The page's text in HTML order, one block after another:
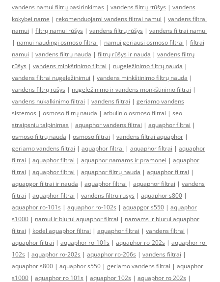
vandens namui filtrų pasirinkimas | vandens filtrų rtūšys | vandens
kokybei name | rekomenduojami vandens filtrai namui | vandens filtrai
namui | filtrų namui rūšys | vandens filtrų rūšys | vandens filtrai namui
| namui naudingi osmoso filtrai | namui geriausi osmoso filtrai | filtrai
namui | vandens filtrų nauda | filtrų rūšys ir nauda | vandens filtrų
rūšys | vandens minkštinimo filtrai | nugeležinimo filtrų nauda |
vandens filtrai nugeležinimui | vandens minkštinimo filtrų nauda |
vandens filtrų rūšys | nugeležinimo ir vandens monkštinimo filtrai |
vandens nukalkinimo filtrai | vandens filtrai | geriamo vandens
sistemos | osmoso filtrų nauda | atbulinio osmoso filtrai | seo
straipsniu talpinimas | aquaphor vandens filtrai | aquaphor filtrai |
osmoso filtrų nauda | osmoso filtrai | vandens filtrai aquaphor |
geriamo vandens filtrai | aquaphor filtrai | aquaphor filtrai | aquaphor
filtrai | aquaphor filtrai | aquaphor namams ir pramonei | aquaphor
filtrai | aquaphor filtrai | aquaphor filtrų nauda | aquaphor filtrai |
aquapgor filtrai ir nauda | aquaphor filtrai | aquaphor filtrai | vandens
filtrai | aquaphor filtrai | vandens filtru rusys | aquaphor s800 |
aquaphor ro-101s | aquaphor ro-102s | aquapgor s550 | aquaphor
s1000 | namui ir biurui aquaphor filtrai | namams ir biurui aquaphor
filtrai | kodel aquaphor filtrai | aquaphor filtrai | vandens filtrai |
aquaphor filtrai | aquaphor ro-101s | aquaphor ro-202s | aquaphor ro-
102s | aquaphor ro-202s | aquaphor ro-206s | vandens filtrai |
aquaphor s800 | aquaphor s550 | geriamo vandens filtrai | aquaphor
s1000 | aquaphor ro 101s | aquaphor 102s | aquaphor ro 202s |